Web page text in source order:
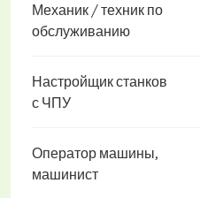
Механик / техник по
обслуживанию
Настройщик станков
с ЧПУ
Оператор машины,
машинист